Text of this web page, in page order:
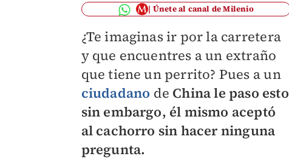
Únete al canal de Milenio
¿Te imaginas ir por la carretera
y que encuentres a un extraño
que tiene un perrito? Pues a un
ciudadano de China le paso esto
sin embargo, él mismo aceptó
al cachorro sin hacer ninguna
pregunta.